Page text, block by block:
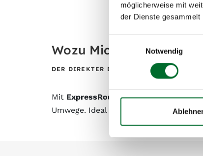
möglicherweise mit
der Dienste gesammelt
Notwendig
Wozu Microsoft
DER DIREKTER DRAHT IN DIE
Mit ExpressRoute bieten wir Ihnen
Umwege. Ideal für Unternehmen, die